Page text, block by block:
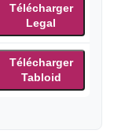
Télécharger
Legal
Télécharger
Tabloid